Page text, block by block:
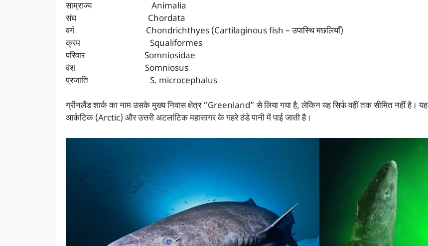
साम्राज्य Animalia
संघ Chordata
वर्ग Chondrichthyes (Cartilaginous fish – उपास्थि मछलियाँ)
क्रम Squaliformes
परिवार Somniosidae
वंश Somniosus
प्रजाति S. microcephalus
ग्रीनलैंड शार्क का नाम उसके मुख्य निवास क्षेत्र “Greenland” से लिया गया है, लेकिन यह सिर्फ वहीं तक सीमित नहीं है। यह
आर्कटिक (Arctic) और उत्तरी अटलांटिक महासागर के गहरे ठंडे पानी में पाई जाती है।